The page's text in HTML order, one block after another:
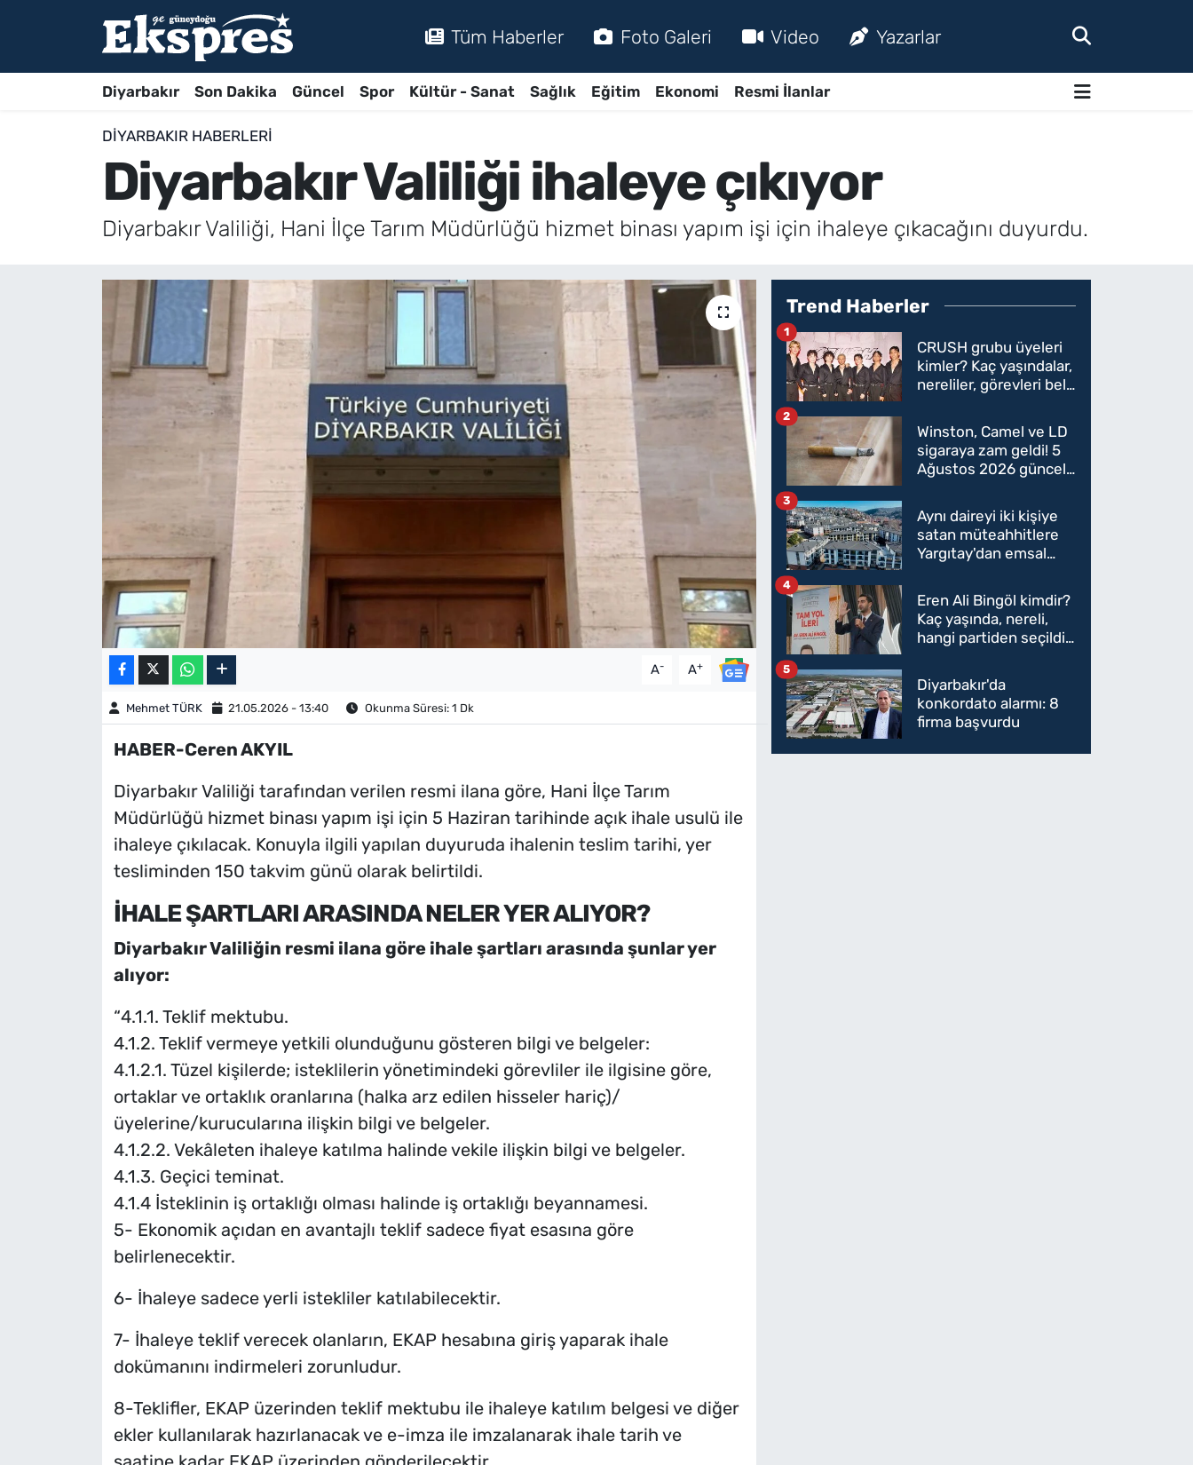
Tüm Haberler Foto Galeri Video Yazarlar
Diyarbakır Son Dakika Güncel Spor Kültür - Sanat Sağlık Eğitim Ekonomi Resmi İlanlar
DIYARBAKIR HABERLERI
Diyarbakır Valiliği ihaleye çıkıyor
Diyarbakır Valiliği, Hani İlçe Tarım Müdürlüğü hizmet binası yapım işi için ihaleye çıkacağını duyurdu.
A- A+
Mehmet TÜRK 21.05.2026 - 13:40 Okunma Süresi: 1 Dk
HABER-Ceren AKYIL
Diyarbakır Valiliği tarafından verilen resmi ilana göre, Hani İlçe Tarım
Müdürlüğü hizmet binası yapım işi için 5 Haziran tarihinde açık ihale usulü ile
ihaleye çıkılacak. Konuyla ilgili yapılan duyuruda ihalenin teslim tarihi, yer
tesliminden 150 takvim günü olarak belirtildi.
İHALE ŞARTLARI ARASINDA NELER YER ALIYOR?
Diyarbakır Valiliğin resmi ilana göre ihale şartları arasında şunlar yer
alıyor:
“4.1.1. Teklif mektubu.
4.1.2. Teklif vermeye yetkili olunduğunu gösteren bilgi ve belgeler:
4.1.2.1. Tüzel kişilerde; isteklilerin yönetimindeki görevliler ile ilgisine göre,
ortaklar ve ortaklık oranlarına (halka arz edilen hisseler hariç)/
üyelerine/kurucularına ilişkin bilgi ve belgeler.
4.1.2.2. Vekâleten ihaleye katılma halinde vekile ilişkin bilgi ve belgeler.
4.1.3. Geçici teminat.
4.1.4 İsteklinin iş ortaklığı olması halinde iş ortaklığı beyannamesi.
5- Ekonomik açıdan en avantajlı teklif sadece fiyat esasına göre
belirlenecektir.
6- İhaleye sadece yerli istekliler katılabilecektir.
7- İhaleye teklif verecek olanların, EKAP hesabına giriş yaparak ihale
dokümanını indirmeleri zorunludur.
8-Teklifler, EKAP üzerinden teklif mektubu ile ihaleye katılım belgesi ve diğer
ekler kullanılarak hazırlanacak ve e-imza ile imzalanarak ihale tarih ve
Trend Haberler
CRUSH grubu üyeleri
kimler? Kaç yaşındalar,
nereliler, görevleri belli
1
Winston, Camel ve LD
sigaraya zam geldi! 5
Ağustos 2026 güncel
oldu
2
Aynı daireyi iki kişiye
satan müteahhitlere
Yargıtay'dan emsal
3
Eren Ali Bingöl kimdir?
Kaç yaşında, nereli,
hangi partiden seçildi?
Parti'ye mi geçecek?
4
Diyarbakır'da
konkordato alarmı: 8
firma başvurdu
5